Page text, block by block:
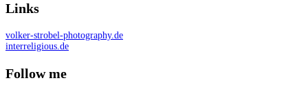
Links
volker-strobel-photography.de
interreligious.de
Follow me